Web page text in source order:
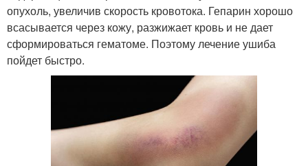
опухоль, увеличив скорость кровотока. Гепарин хорошо
всасывается через кожу, разжижает кровь и не дает
сформироваться гематоме. Поэтому лечение ушиба
пойдет быстро.